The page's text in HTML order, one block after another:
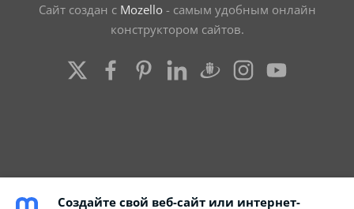
Сайт создан с Mozello- самым удобным онлайн
конструктором сайтов.
Создайте свой веб-сайт или интернет-